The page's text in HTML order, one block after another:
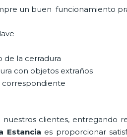
un buen funcionamiento
de la cerradura
con objetos extraños
correspondiente
clientes, entregando
Estancia es proporcionar